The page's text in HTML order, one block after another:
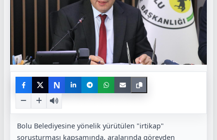
N
Bolu Belediyesine yönelik yürütülen "irtikap"
soruşturması kapsamında, aralarında görevden